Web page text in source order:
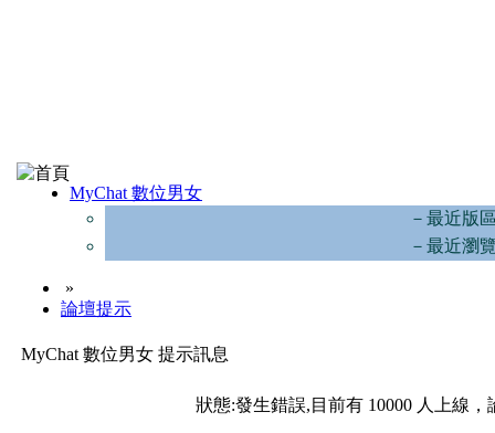
MyChat 數位男女
－最近版
－最近瀏
»
論壇提示
MyChat 數位男女 提示訊息
狀態:發生錯誤,目前有 10000 人上線